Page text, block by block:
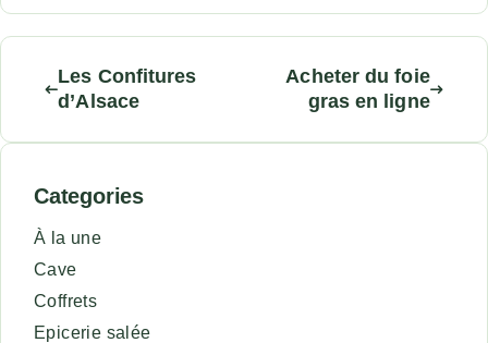
Les Confitures
d’Alsace
Acheter du foie
gras en ligne
Categories
À la une
Cave
Coffrets
Epicerie salée